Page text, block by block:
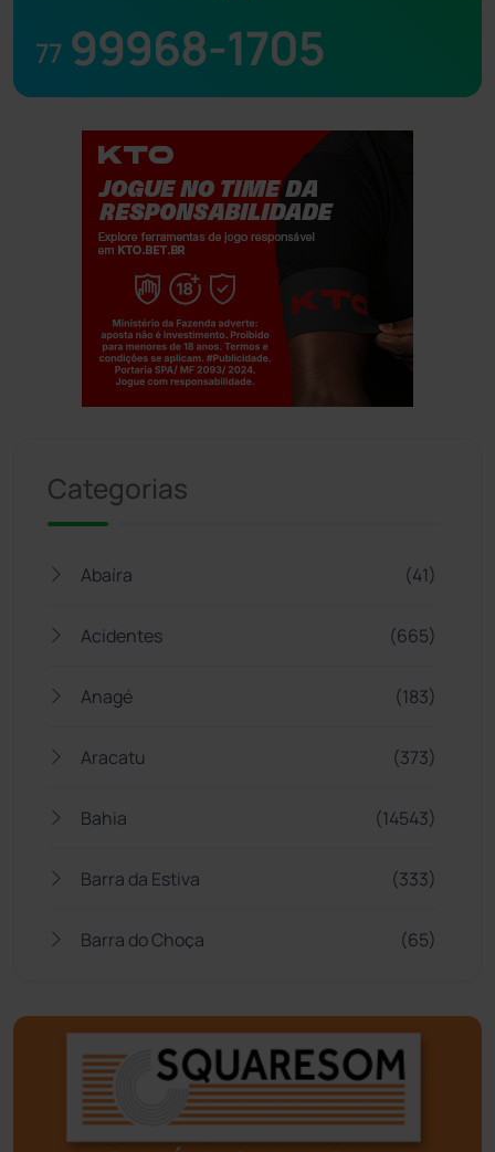
77 99968-1705
Categorias
Abaíra (41)
Acidentes (665)
Anagé (183)
Aracatu (373)
Bahia (14543)
Barra da Estiva (333)
Barra do Choça (65)
Bom Jesus da Lapa (505)
Boquira (152)